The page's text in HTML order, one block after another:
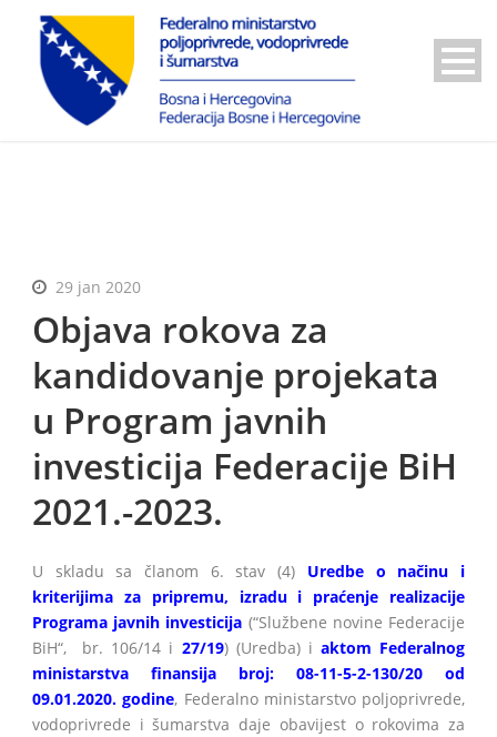
BiH
29 jan 2020
Objava rokova za
kandidovanje projekata
u Program javnih
investicija Federacije BiH
2021.-2023.
U skladu sa članom 6. stav (4) Uredbe o načinu i
kriterijima za pripremu, izradu i praćenje realizacije
Programa javnih investicija (“Službene novine Federacije
BiH“, br. 106/14 i 27/19) (Uredba) i aktom Federalnog
ministarstva finansija broj: 08-11-5-2-130/20 od
09.01.2020. godine, Federalno ministarstvo poljoprivrede,
vodoprivrede i šumarstva daje obavijest o rokovima za